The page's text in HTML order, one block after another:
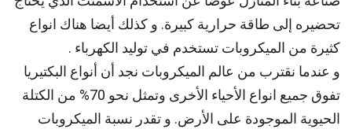
تحضيره إلى طاقة حرارية كبيرة. و كذلك أيضا هناك انواع
كثيرة من الميكروبات تستخدم في توليد الكهرباء .
و عندما نقترب من عالم الميكروبات نجد أن أنواع البكتيريا
تفوق جميع انواع الأحياء الأخرى وتمثل نحو 70% من الكتلة
الحيوية الموجودة على الأرض. و تقدر نسبة الميكروبات